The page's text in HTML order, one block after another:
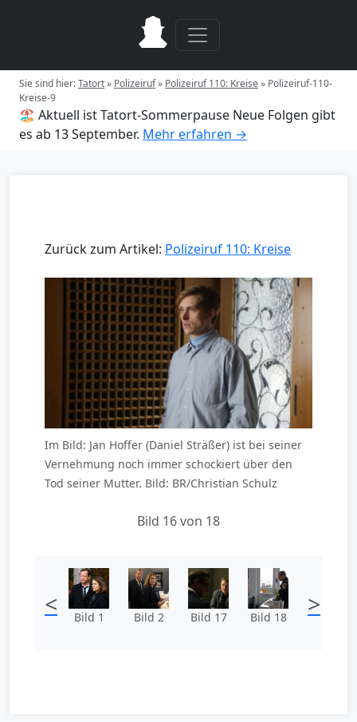
Sie sind hier:Tatort» Polizeiruf» Polizeiruf 110: Kreise» Polizeiruf-110-
Kreise-9
🏖️ Aktuell ist Tatort-Sommerpause Neue Folgen gibt
es ab 13 September. Mehr erfahren →
Zurück zum Artikel: Polizeiruf 110: Kreise
Im Bild: Jan Hoffer (Daniel Sträßer) ist bei seiner
Vernehmung noch immer schockiert über den
Tod seiner Mutter. Bild: BR/Christian Schulz
Bild 16 von 18
< Bild 1 Bild 2 Bild 17 Bild 18 >